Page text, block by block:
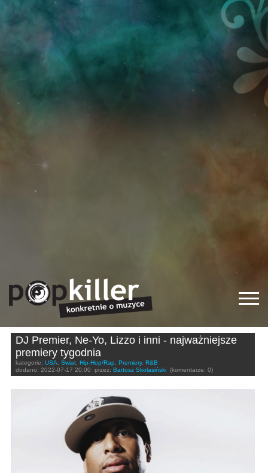
DJ Premier, Ne-Yo, Lizzo i inni - najważniejsze
premiery tygodnia
kategorie: USA, Świat, Hip-Hop/Rap, Premiery, R&B
dodano: 2022-07-17 20:00 przez: Bartosz Skolasiński (komentarze: 0)